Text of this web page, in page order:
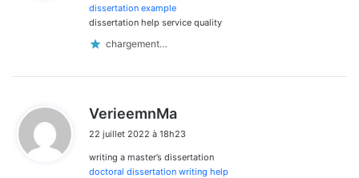
dissertation example
dissertation help service quality
chargement…
VerieemnMa
t
:
22 juillet 2022 à 18h23
writing a master’s dissertation
doctoral dissertation writing help